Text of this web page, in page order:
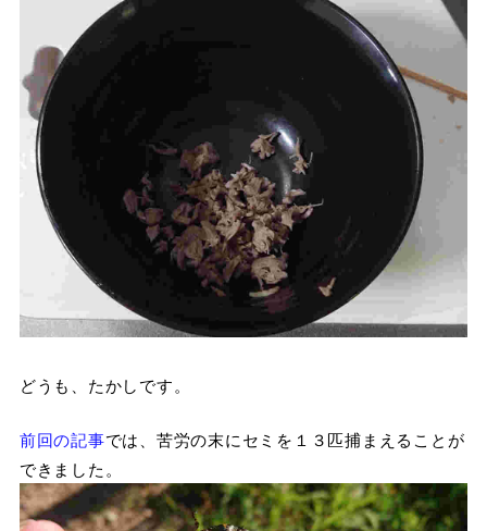
どうも、たかしです。
前回の記事では、苦労の末にセミを１３匹捕まえることが
できました。